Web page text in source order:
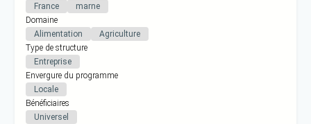
France
marne
Domaine
Alimentation
Agriculture
Type de structure
Entreprise
Envergure du programme
Locale
Bénéficiaires
Universel